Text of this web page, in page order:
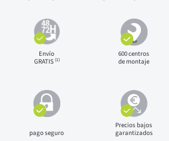
Envío
GRATIS(1)
600 centros
de montaje
pago seguro
Precios bajos
garantizados